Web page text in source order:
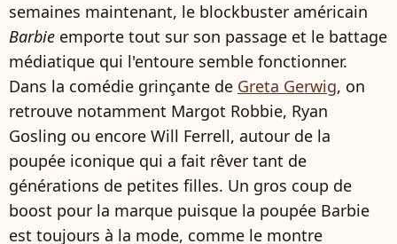
semaines maintenant, le blockbuster américain
Barbie emporte tout sur son passage et le battage
médiatique qui l'entoure semble fonctionner.
Dans la comédie grinçante de Greta Gerwig, on
retrouve notamment Margot Robbie, Ryan
Gosling ou encore Will Ferrell, autour de la
poupée iconique qui a fait rêver tant de
générations de petites filles. Un gros coup de
boost pour la marque puisque la poupée Barbie
est toujours à la mode, comme le montre